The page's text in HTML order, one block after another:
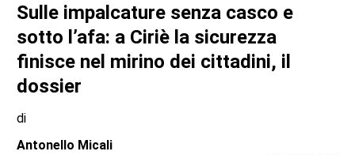
Sulle impalcature senza casco e
sotto l’afa: a Ciriè la sicurezza
finisce nel mirino dei cittadini, il
dossier
di
Antonello Micali